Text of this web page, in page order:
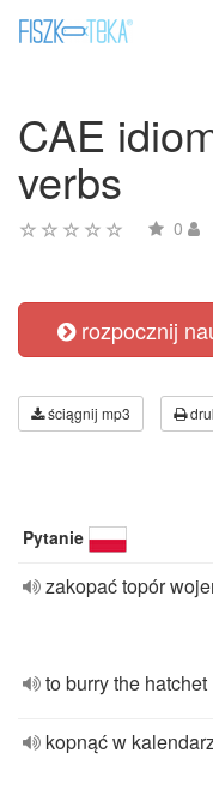
CAE
verbs
0
rozpocznij
ściągnij mp3
Pytanie
zakopać topór
to burry the hatchet
kopnąć w